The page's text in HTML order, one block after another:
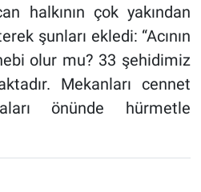
halkının çok yakından
şunları ekledi: “Acının
olur mu? 33 şehidimiz
Mekanları cennet
önünde hürmetle